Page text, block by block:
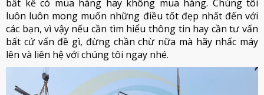
bất kể có mua hàng hay không mua hàng. Chúng tôi
luôn luôn mong muốn những điều tốt đẹp nhất đến với
các bạn, vì vậy nếu cần tìm hiểu thông tin hay cần tư vấn
bất cứ vấn đề gì, đừng chần chừ nữa mà hãy nhấc máy
lên và liên hệ với chúng tôi ngay nhé.